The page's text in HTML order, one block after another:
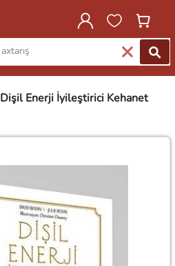
Dişil Enerji İyileştirici Kehanet